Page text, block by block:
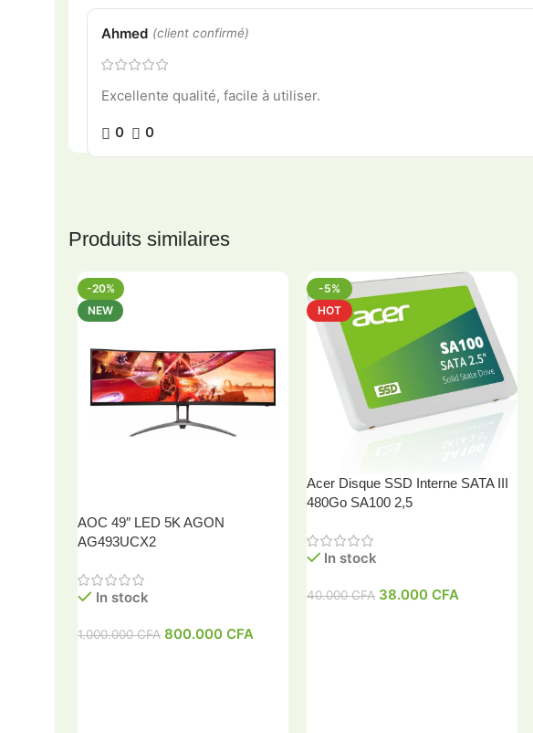
Ahmed (client confirmé)
Excellente qualité, facile à utiliser.
0 0
Produits similaires
-20%
NEW
AOC 49″ LED 5K AGON
AG493UCX2
In stock
1.000.000CFA 800.000 CFA
-5%
HOT
Acer Disque SSD Interne SATA III
480Go SA100 2,5
In stock
40.000CFA 38.000 CFA